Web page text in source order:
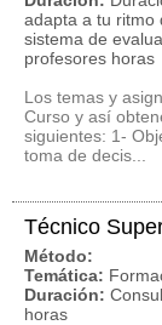
adapta a tu ritmo
sistema de
profesores horas
Los temas y
Curso y así
siguientes: 1-
toma de decis...
Técnico
Método:
Temática:
Duración:
horas